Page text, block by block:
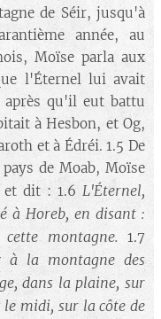
de Séir, jusqu'à
année, au
Moïse parla aux
l'Éternel lui avait
après qu'il eut battu
à Hesbon, et Og,
et à Édréi. 1.5 De
de Moab, Moïse
et dit : 1.6 L'Éternel,
à Horeb, en disant :
cette montagne. 1.7
à la montagne des
dans la plaine, sur
midi, sur la côte de